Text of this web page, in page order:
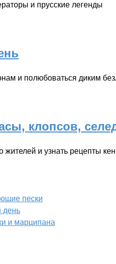
и прусские легенды
и полюбоваться диким
клопсов,
и узнать рецепты
пески
день
и марципана